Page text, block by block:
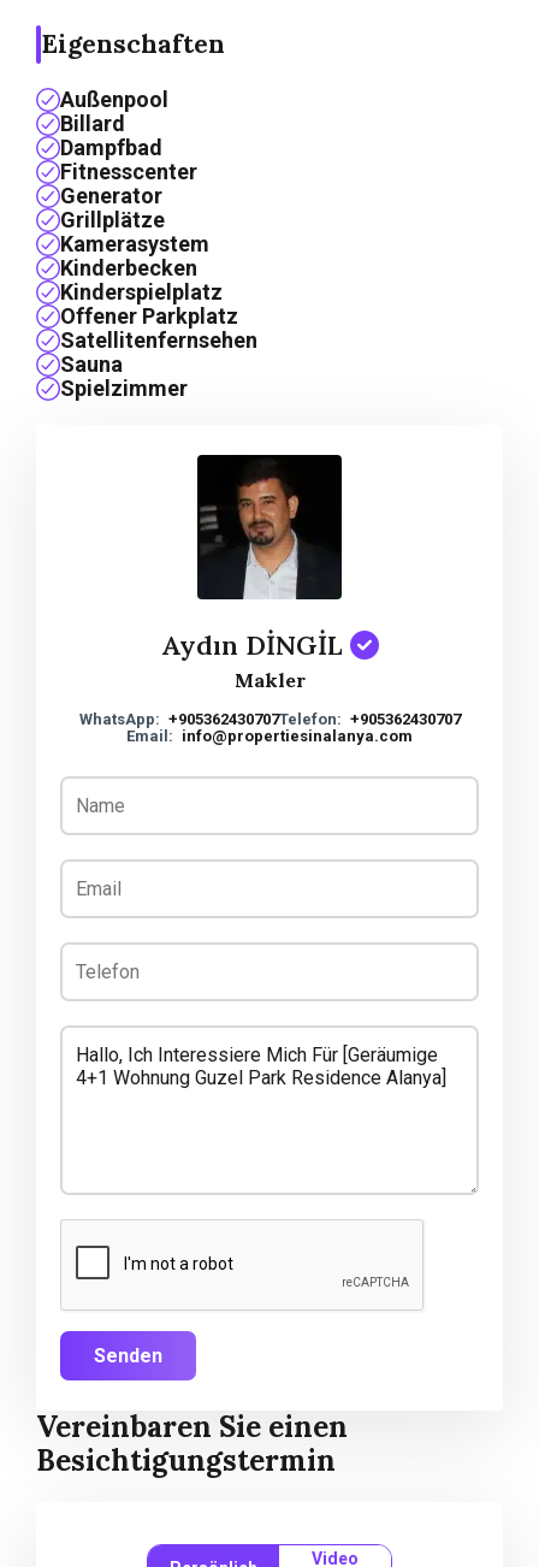
Eigenschaften
Außenpool
Billard
Dampfbad
Fitnesscenter
Generator
Grillplätze
Kamerasystem
Kinderbecken
Kinderspielplatz
Offener Parkplatz
Satellitenfernsehen
Sauna
Spielzimmer
Aydın DİNGİL
Makler
WhatsApp: +905362430707Telefon: +905362430707
Email: info@propertiesinalanya.com
Senden
Vereinbaren Sie einen
Besichtigungstermin
Video